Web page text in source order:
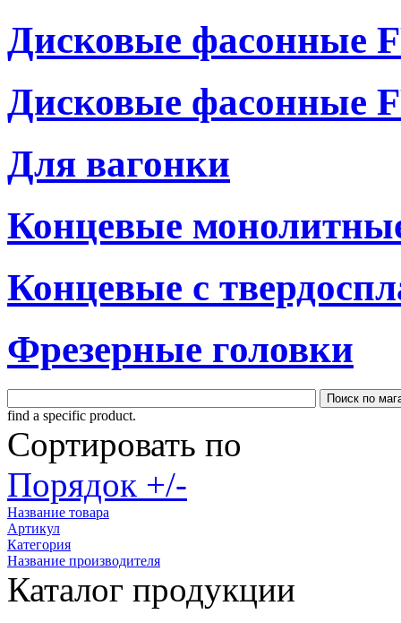
Дисковые фасонные
Дисковые фасонные
Для вагонки
Концевые
Концевые с
Фрезерные головки
find a specific product.
Сортировать по
Порядок +/-
Название товара
Артикул
Категория
Название производителя
Каталог продукции